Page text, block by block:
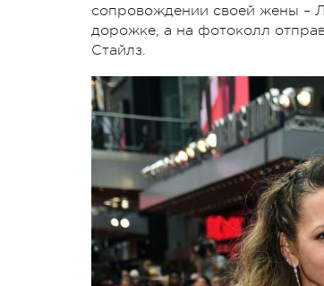
сопровождении своей жены –
дорожке, а на фотоколл
Стайлз.